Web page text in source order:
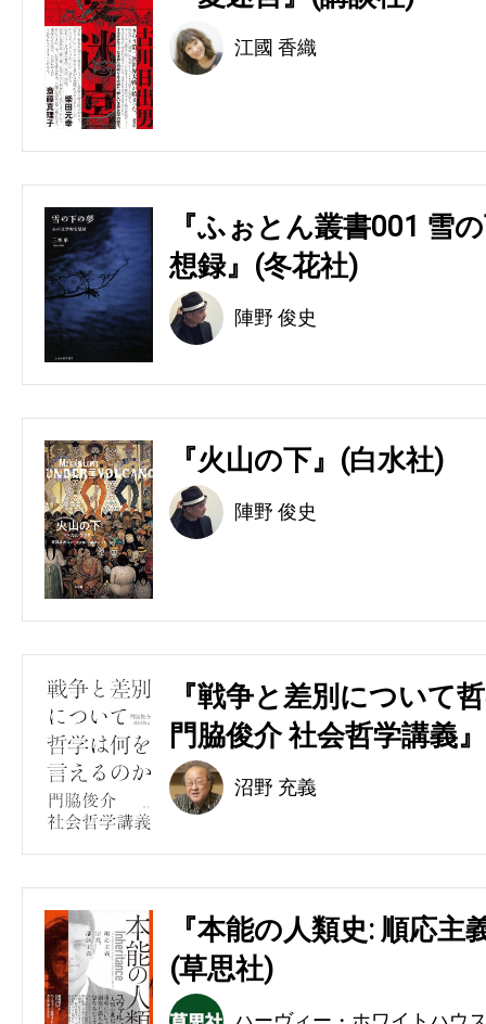
江國 香織
『ふぉとん叢書001 雪
想録』(冬花社)
陣野 俊史
『火山の下』(白水社)
陣野 俊史
『戦争と差別について
門脇俊介 社会哲学講義
沼野 充義
『本能の人類史: 順応
(草思社)